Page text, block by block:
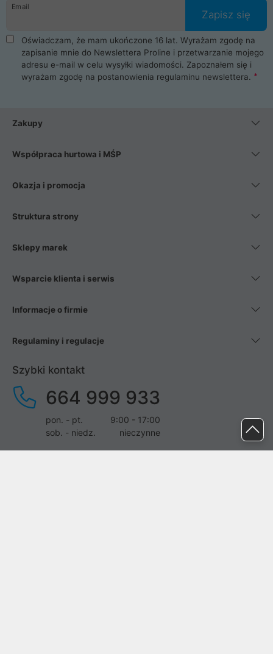
Email
Zapisz się
Oświadczam, że mam ukończone 16 lat. Wyrażam zgodę na
zapisanie mnie do Newslettera Proline i przetwarzanie mojego
adresu e-mail w celu wysyłki wiadomości. Zapoznałem się i
wyrażam zgodę na postanowienia regulaminu newslettera.
Zakupy
Współpraca hurtowa i MŚP
Okazja i promocja
Struktura strony
Sklepy marek
Wsparcie klienta i serwis
Informacje o firmie
Regulaminy i regulacje
Szybki kontakt
664 999 933
pon. - pt.
9:00 - 17:00
sob. - niedz.
nieczynne